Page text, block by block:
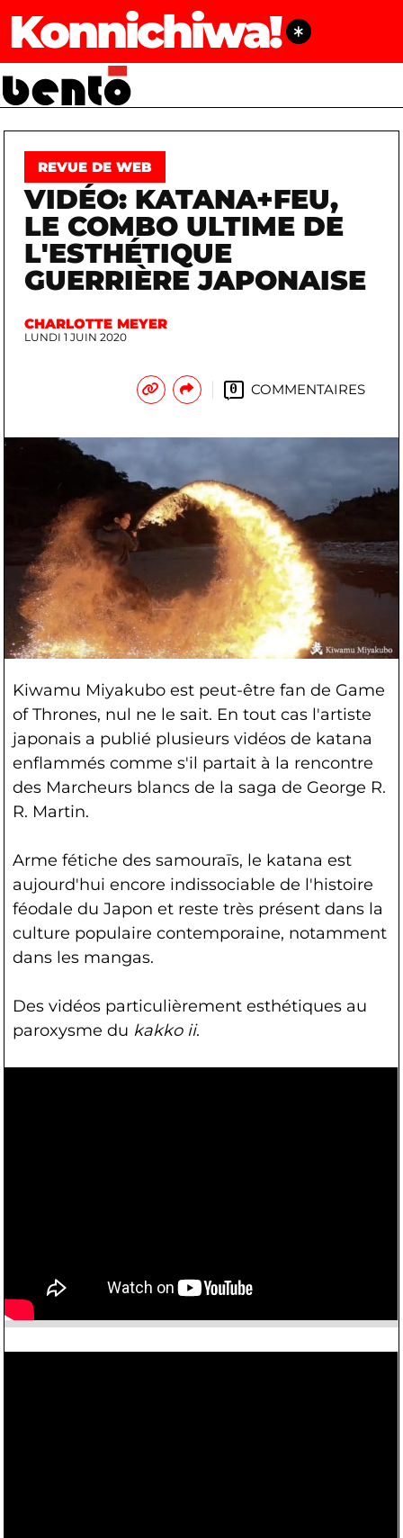
Konnichiwa!
REVUE DE WEB
VIDÉO: KATANA+FEU,
LE COMBO ULTIME DE
L'ESTHÉTIQUE
GUERRIÈRE JAPONAISE
CHARLOTTE MEYER
LUNDI 1 JUIN 2020
0 COMMENTAIRES
Kiwamu Miyakubo est peut-être fan de Game
of Thrones, nul ne le sait. En tout cas l'artiste
japonais a publié plusieurs vidéos de katana
enflammés comme s'il partait à la rencontre
des Marcheurs blancs de la saga de George R.
R. Martin.
Arme fétiche des samouraīs, le katana est
aujourd'hui encore indissociable de l'histoire
féodale du Japon et reste très présent dans la
culture populaire contemporaine, notamment
dans les mangas.
Des vidéos particulièrement esthétiques au
paroxysme du kakko ii.